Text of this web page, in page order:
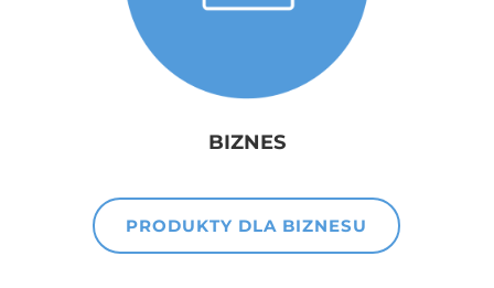
BIZNES
PRODUKTY DLA BIZNESU